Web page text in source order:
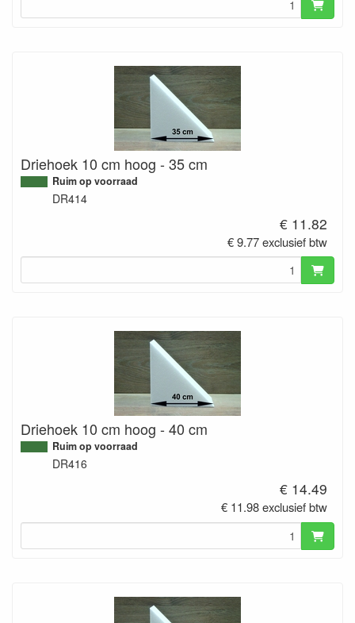
Driehoek 10 cm hoog - 35 cm
Ruim op voorraad
DR414
€ 11.82
€ 9.77 exclusief btw
Driehoek 10 cm hoog - 40 cm
Ruim op voorraad
DR416
€ 14.49
€ 11.98 exclusief btw